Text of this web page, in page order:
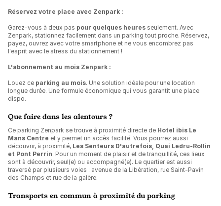
Réservez votre place avec Zenpark :
Garez-vous à deux pas pour quelques heures seulement. Avec
Zenpark, stationnez facilement dans un parking tout proche. Réservez,
payez, ouvrez avec votre smartphone et ne vous encombrez pas
l'esprit avec le stress du stationnement !
L'abonnement au mois Zenpark :
Louez ce parking au mois. Une solution idéale pour une location
longue durée. Une formule économique qui vous garantit une place
dispo.
Que faire dans les alentours ?
Ce parking Zenpark se trouve à proximité directe de Hotel ibis Le
Mans Centre et y permet un accès facilité. Vous pourrez aussi
découvrir, à proximité, Les Senteurs D'autrefois, Quai Ledru-Rollin
et Pont Perrin. Pour un moment de plaisir et de tranquillité, ces lieux
sont à découvrir, seul(e) ou accompagné(e). Le quartier est aussi
traversé par plusieurs voies : avenue de la Libération, rue Saint-Pavin
des Champs et rue de la galère.
Transports en commun à proximité du parking